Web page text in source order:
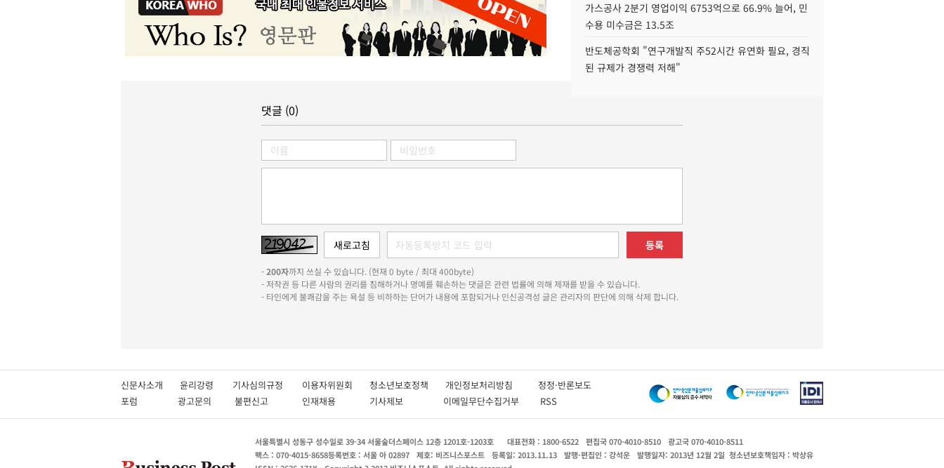
가스공사 2분기 영업이익 6753억으로 66.9% 늘어, 민
수용 미수금은 13.5조
반도체공학회 "연구개발직 주52시간 유연화 필요, 경직
된 규제가 경쟁력 저해"
댓글 (0)
등록
-200자까지 쓰실 수 있습니다. (현재 0 byte / 최대 400byte)
- 저작권 등 다른 사람의 권리를 침해하거나 명예를 훼손하는 댓글은 관련 법률에 의해 제재를 받을 수 있습니다.
- 타인에게 불쾌감을 주는 욕설 등 비하하는 단어가 내용에 포함되거나 인신공격성 글은 관리자의 판단에 의해 삭제 합니다.
신문사소개 윤리강령 기사심의규정 이용자위원회 청소년보호정책 개인정보처리방침 정정·반론보도
포럼
광고문의 불편신고 인재채용 기사제보 이메일무단수집거부 RSS
서울특별시 성동구 성수일로 39-34 서울숲더스페이스 12층 1201호-1203호 대표전화 : 1800-6522 편집국 070-4010-8510
광고국 070-4010-8511
팩스 : 070-4015-8658등록번호 : 서울 아 02897 제호: 비즈니스포스트 등록일: 2013.11.13 발행·편집인 : 강석운 발행일자: 2013년 12월 2일 청소년보호책임자 : 박상유